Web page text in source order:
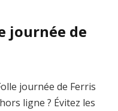
journée de
journée de Ferris
ligne ? Évitez les